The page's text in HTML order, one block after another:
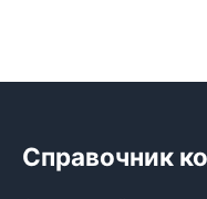
Справочник